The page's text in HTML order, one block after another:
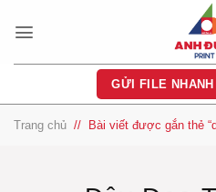
qua
GỬI FILE NHANH
Trang chủ / Bài viết được gắn thẻ